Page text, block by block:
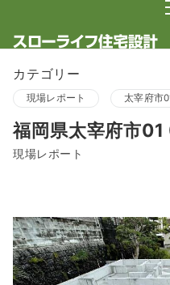
カテゴリー
現場レポート 太宰府市
福岡県太宰府市
現場レポート